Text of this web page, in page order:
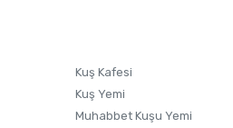
Kuş Kafesi
Kuş Yemi
Muhabbet Kuşu Yemi